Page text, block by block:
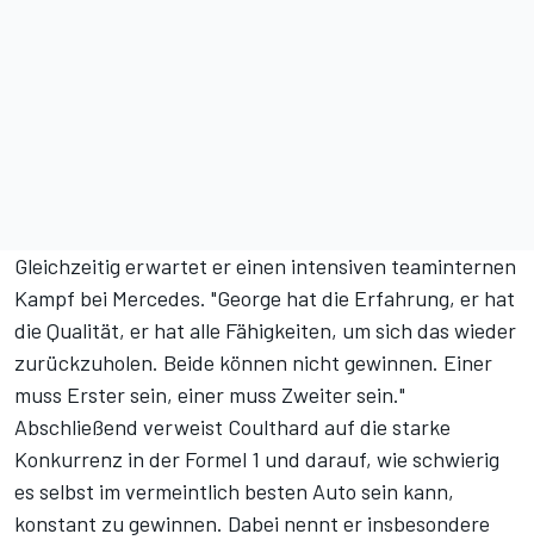
Gleichzeitig erwartet er einen intensiven teaminternen
Kampf bei Mercedes. "George hat die Erfahrung, er hat
die Qualität, er hat alle Fähigkeiten, um sich das wieder
zurückzuholen. Beide können nicht gewinnen. Einer
muss Erster sein, einer muss Zweiter sein."
Abschließend verweist Coulthard auf die starke
Konkurrenz in der Formel 1 und darauf, wie schwierig
es selbst im vermeintlich besten Auto sein kann,
konstant zu gewinnen. Dabei nennt er insbesondere